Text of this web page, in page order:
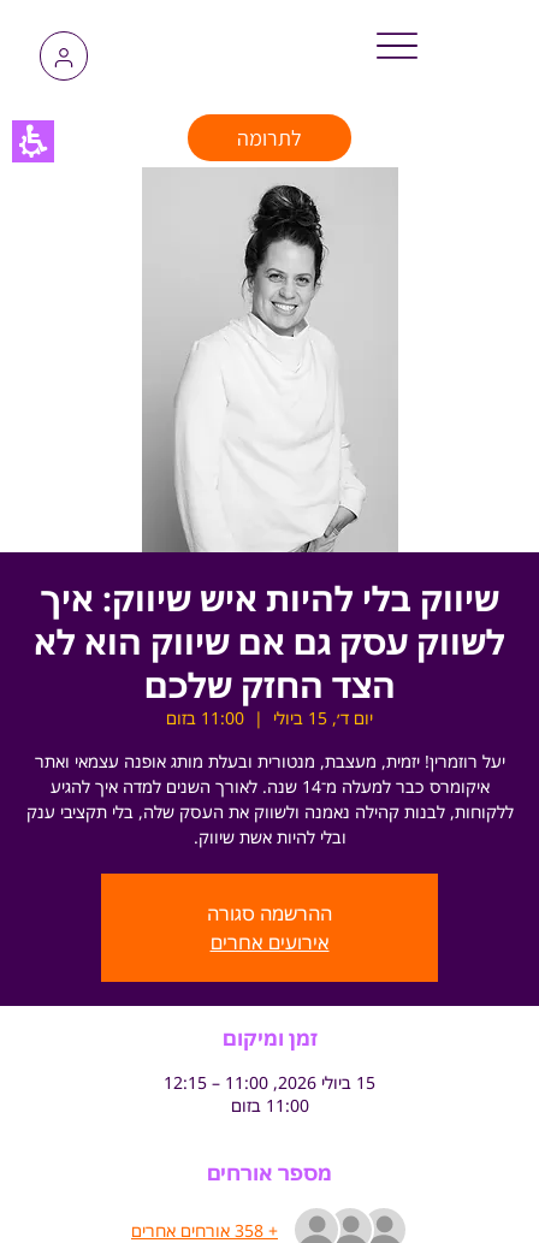
לתרומה
שיווק בלי להיות איש שיווק: איך
לשווק עסק גם אם שיווק הוא לא
הצד החזק שלכם
יום ד׳, 15 ביולי
  |
11:00 בזום
יעל רוזמרין! יזמית, מעצבת, מנטורית ובעלת מותג אופנה עצמאי ואתר
איקומרס כבר למעלה מ־14 שנה. לאורך השנים למדה איך להגיע
ללקוחות, לבנות קהילה נאמנה ולשווק את העסק שלה, בלי תקציבי ענק
ובלי להיות אשת שיווק.
ההרשמה סגורה
אירועים אחרים
זמן ומיקום
15 ביולי 2026, 11:00 – 12:15
11:00 בזום
מספר אורחים
+ 358 אורחים אחרים